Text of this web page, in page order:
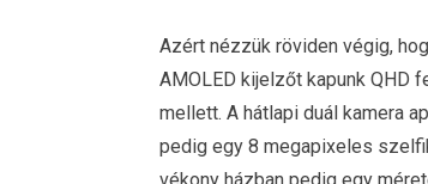
Azért nézzük röviden végig,
AMOLED kijelzőt kapunk QHD
mellett. A hátlapi duál kamera
pedig egy 8 megapixeles